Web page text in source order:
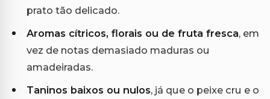
prato tão delicado.
Aromas cítricos, florais ou de fruta fresca, em
vez de notas demasiado maduras ou
amadeiradas.
Taninos baixos ou nulos, já que o peixe cru e o